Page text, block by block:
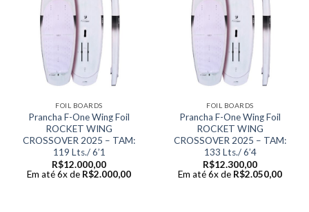
FOIL BOARDS
Prancha F-One Wing Foil
ROCKET WING
CROSSOVER 2025 – TAM:
119 Lts./ 6’1
R$12.000,00
Em até 6x de R$2.000,00
FOIL BOARDS
Prancha F-One Wing Foil
ROCKET WING
CROSSOVER 2025 – TAM:
133 Lts./ 6’4
R$12.300,00
Em até 6x de R$2.050,00